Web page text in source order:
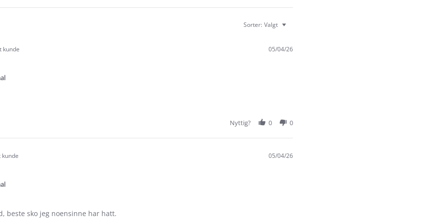
Sorter: Valgt
kunde 05/04/26
Nyttig? 0 0
05/04/26
beste sko jeg noensinne har hatt.